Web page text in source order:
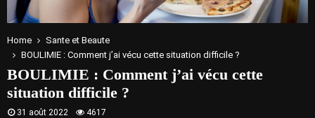
Home
Sante et Beaute
BOULIMIE : Comment j’ai vécu cette situation difficile ?
BOULIMIE : Comment j’ai vécu cette
situation difficile ?
31 août 2022 4617